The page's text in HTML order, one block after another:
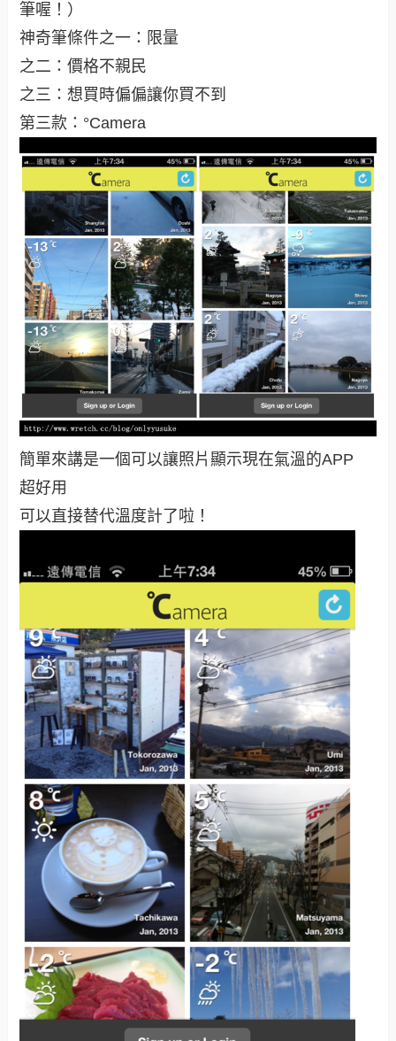
筆喔！）
神奇筆條件之一：限量
之二：價格不親民
之三：想買時偏偏讓你買不到
第三款：°Camera
簡單來講是一個可以讓照片顯示現在氣溫的APP
超好用
可以直接替代溫度計了啦！